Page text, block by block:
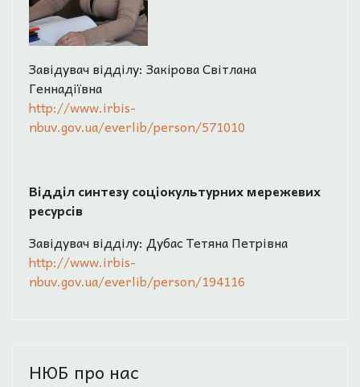
Завідувач відділу: Закірова Світлана
Геннадіївна
http://www.irbis-
nbuv.gov.ua/everlib/person/571010
Відділ синтезу соціокультурних мережевих
ресурсів
Завідувач відділу: Дубас Тетяна Петрівна
http://www.irbis-
nbuv.gov.ua/everlib/person/194116
НЮБ про нас